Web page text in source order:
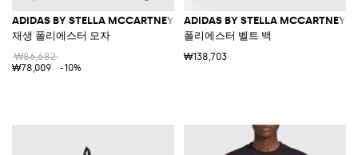
ADIDAS BY STELLA MCCARTNEY
재생 폴리에스터 모자
₩86,682
₩78,009
-10%
ADIDAS BY STELLA MCCARTNEY
폴리에스터 벨트 백
₩138,703